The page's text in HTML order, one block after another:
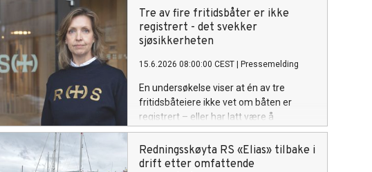
Tre av fire fritidsbåter er ikke
registrert - det svekker
sjøsikkerheten
15.6.2026 08:00:00 CEST Pressemelding
En undersøkelse viser at én av tre
fritidsbåteiere ikke vet om båten er
registrert – eller har latt være å
registrere den. I praksis er bare én av fire
fritidsbåter i Norge registrert. Det
bekymrer Redningsselskapet.
Redningsskøyta RS «Elias» tilbake i
drift etter omfattende